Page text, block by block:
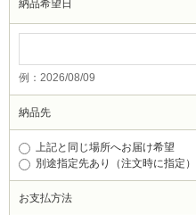
納品希望日
例：2026/08/09
納品先
上記と同じ場所へお届け希望
別途指定先あり（注文時に指定）
お支払方法